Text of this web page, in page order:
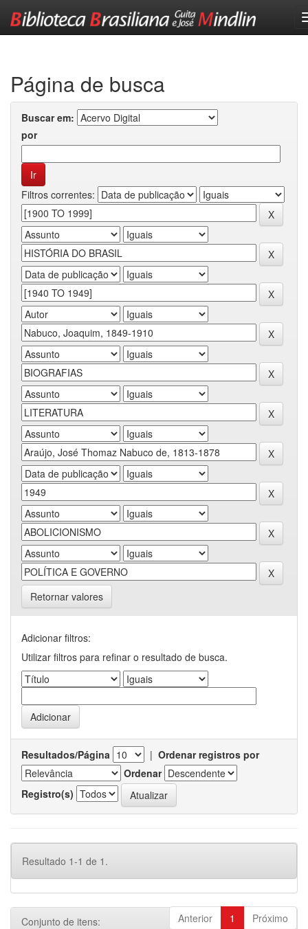
Página de busca
Buscar em:
por
Filtros correntes:
Retornar valores
Adicionar filtros:
Utilizar filtros para refinar o resultado de busca.
Resultados/Página | Ordenar registros por
Ordenar
Registro(s)
Resultado 1-1 de 1.
Anterior 1 Próximo
Conjunto de itens: